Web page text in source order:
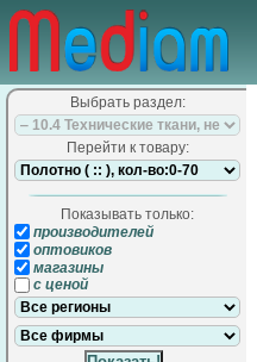
Выбрать раздел:
Перейти к товару:
Показывать только:
производителей
оптовиков
магазины
с ценой